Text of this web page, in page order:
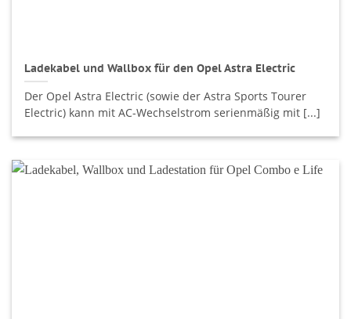
Ladekabel und Wallbox für den Opel Astra Electric
Der Opel Astra Electric (sowie der Astra Sports Tourer
Electric) kann mit AC-Wechselstrom serienmäßig mit [...]